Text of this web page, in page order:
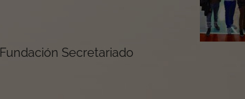
Fundación Secretariado